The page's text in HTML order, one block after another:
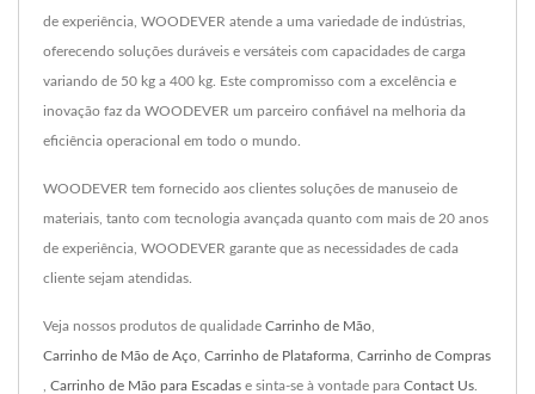
de experiência, WOODEVER atende a uma variedade de indústrias,
oferecendo soluções duráveis e versáteis com capacidades de carga
variando de 50 kg a 400 kg. Este compromisso com a excelência e
inovação faz da WOODEVER um parceiro confiável na melhoria da
eficiência operacional em todo o mundo.
WOODEVER tem fornecido aos clientes soluções de manuseio de
materiais, tanto com tecnologia avançada quanto com mais de 20 anos
de experiência, WOODEVER garante que as necessidades de cada
cliente sejam atendidas.
Veja nossos produtos de qualidade Carrinho de Mão
Carrinho de Mão de Aço Carrinho de Plataforma Carrinho de Compras
Carrinho de Mão para Escadas e sinta-se à vontade para Contact Us